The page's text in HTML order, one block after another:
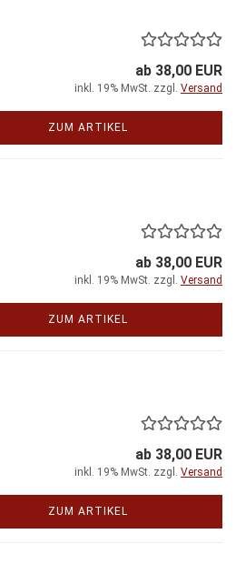
ab 38,00 EUR
inkl. 19% MwSt. zzgl. Versand
ZUM ARTIKEL
ab 38,00 EUR
inkl. 19% MwSt. zzgl. Versand
ZUM ARTIKEL
ab 38,00 EUR
inkl. 19% MwSt. zzgl. Versand
ZUM ARTIKEL